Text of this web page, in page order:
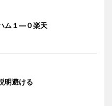
ム１―０楽天
明避ける